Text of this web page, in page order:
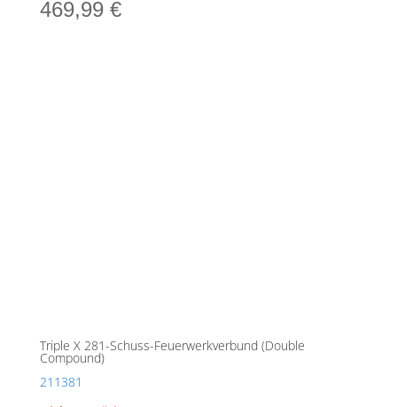
469,99 €
Triple X 281-Schuss-Feuerwerkverbund (Double
Compound)
211381